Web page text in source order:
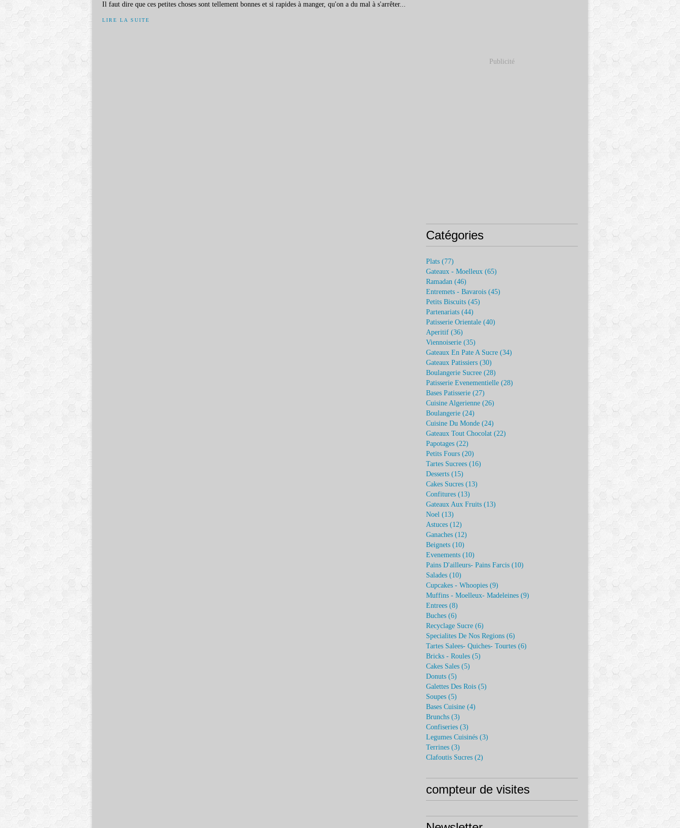
Il faut dire que ces petites choses sont tellement bonnes et si rapides à manger, qu'on a du mal à s'arrêter...
LIRE LA SUITE
Publicité
Catégories
Plats (77)
Gateaux - Moelleux (65)
Ramadan (46)
Entremets - Bavarois (45)
Petits Biscuits (45)
Partenariats (44)
Patisserie Orientale (40)
Aperitif (36)
Viennoiserie (35)
Gateaux En Pate A Sucre (34)
Gateaux Patissiers (30)
Boulangerie Sucree (28)
Patisserie Evenementielle (28)
Bases Patisserie (27)
Cuisine Algerienne (26)
Boulangerie (24)
Cuisine Du Monde (24)
Gateaux Tout Chocolat (22)
Papotages (22)
Petits Fours (20)
Tartes Sucrees (16)
Desserts (15)
Cakes Sucres (13)
Confitures (13)
Gateaux Aux Fruits (13)
Noel (13)
Astuces (12)
Ganaches (12)
Beignets (10)
Evenements (10)
Pains D'ailleurs- Pains Farcis (10)
Salades (10)
Cupcakes - Whoopies (9)
Muffins - Moelleux- Madeleines (9)
Entrees (8)
Buches (6)
Recyclage Sucre (6)
Specialites De Nos Regions (6)
Tartes Salees- Quiches- Tourtes (6)
Bricks - Roules (5)
Cakes Sales (5)
Donuts (5)
Galettes Des Rois (5)
Soupes (5)
Bases Cuisine (4)
Brunchs (3)
Confiseries (3)
Legumes Cuisinés (3)
Terrines (3)
Clafoutis Sucres (2)
compteur de visites